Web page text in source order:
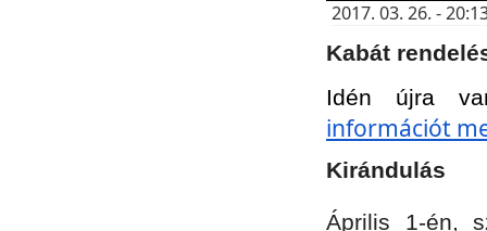
2017. 03. 26. -
Kabát
Idén újra
információt
Kirándulás
Április 1-én,